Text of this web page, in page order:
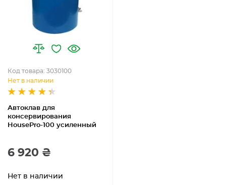
Автоклав для
консервирования
HousePro-100 усиленный
Код товара: 3030100
Нет в наличии
6 920 ₴
Нет в наличии